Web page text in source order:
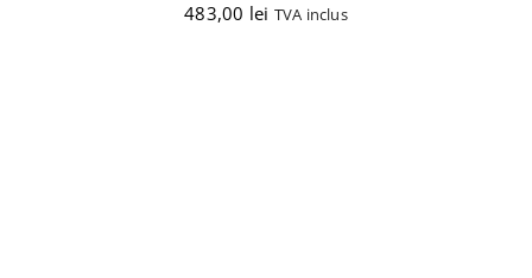
483,00 lei TVA inclus